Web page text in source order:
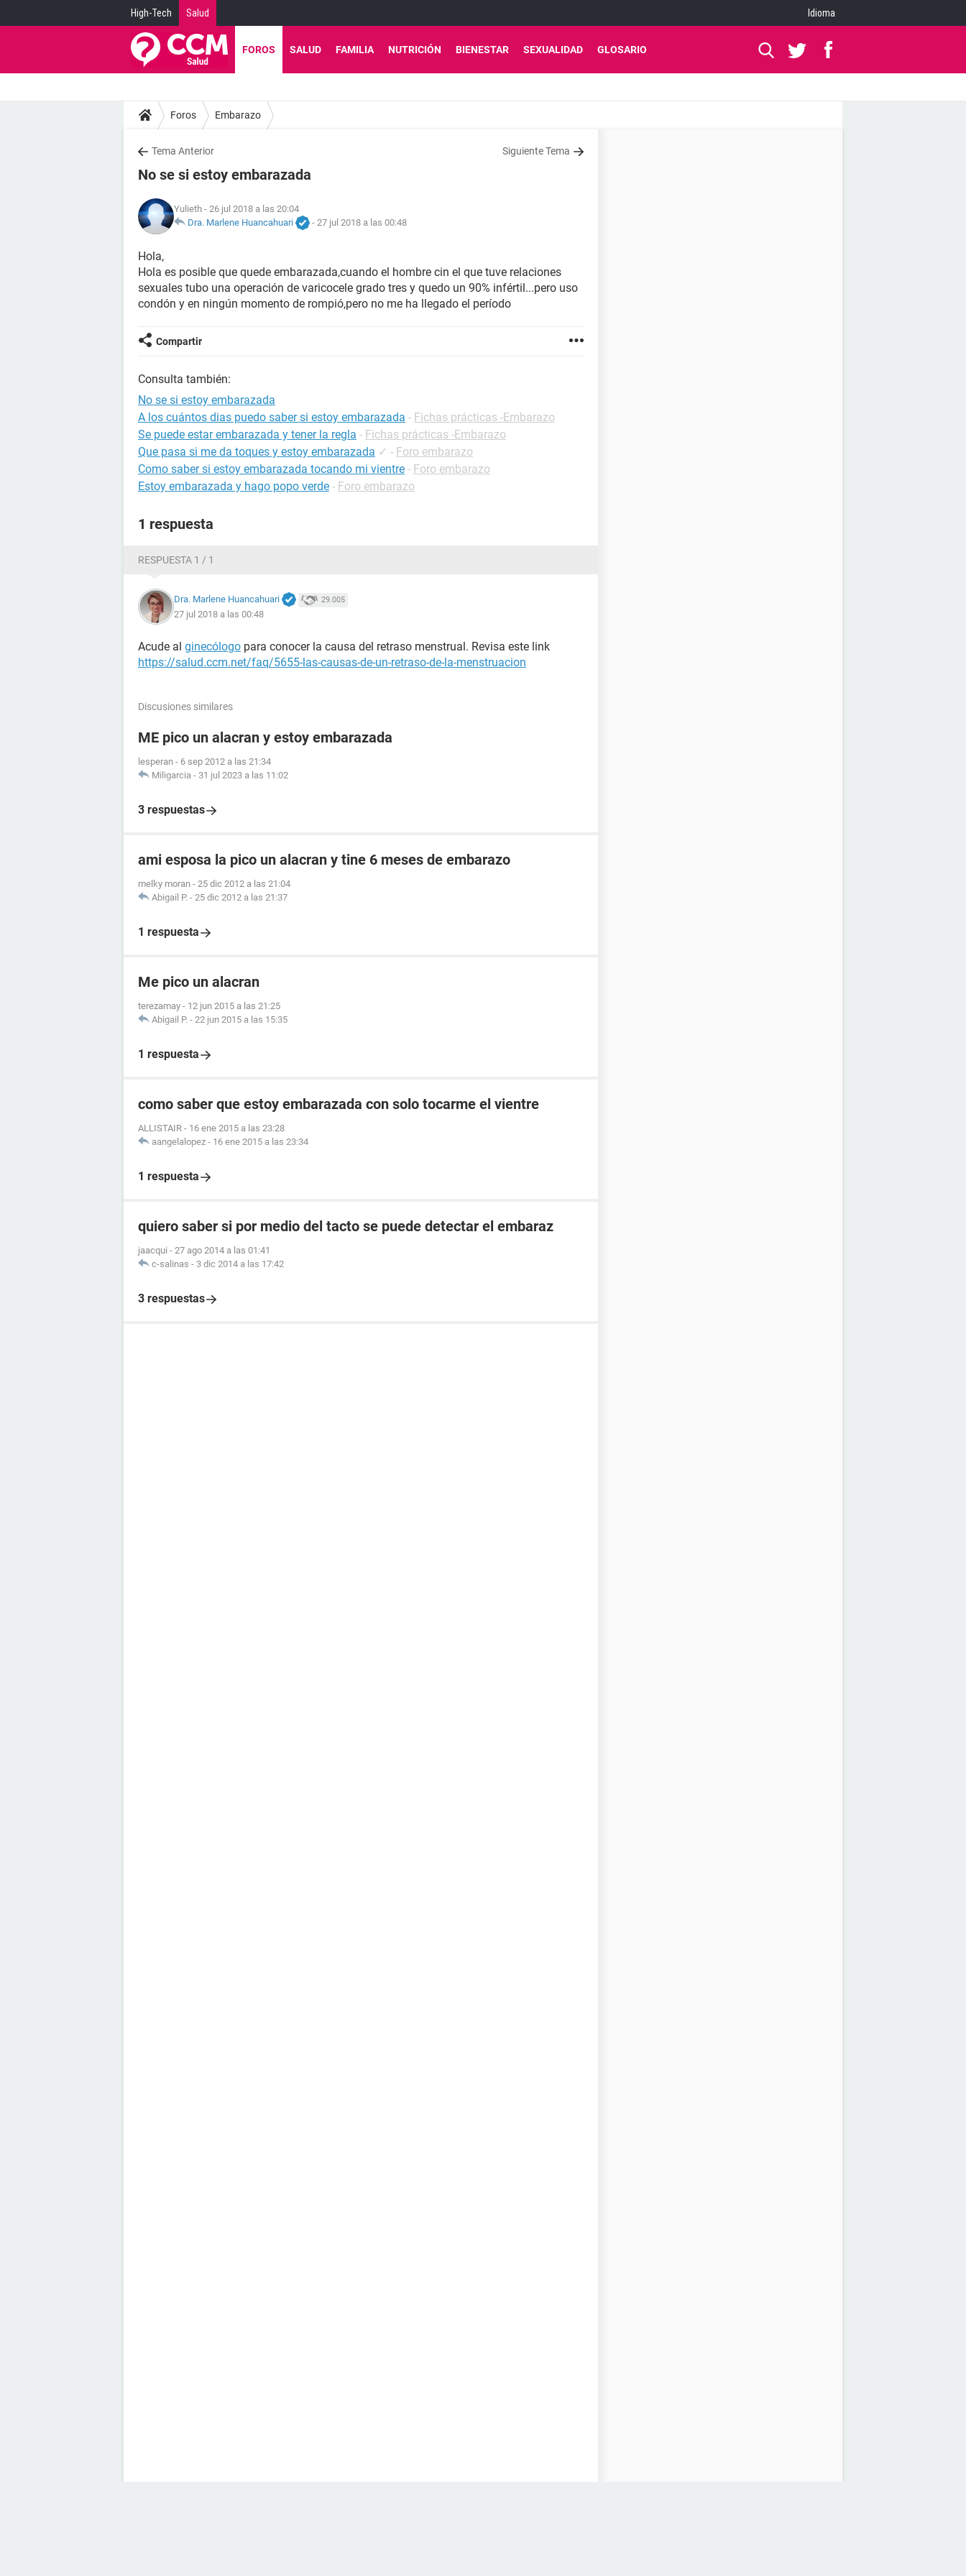
High-Tech Salud Idioma
FOROS SALUD FAMILIA NUTRICIÓN BIENESTAR SEXUALIDAD GLOSARIO
Foros Embarazo
Tema Anterior Siguiente Tema
No se si estoy embarazada
Yulieth - 26 jul 2018 a las 20:04
Dra. Marlene Huancahuari
- 27 jul 2018 a las 00:48
Hola,
Hola es posible que quede embarazada,cuando el hombre cin el que tuve relaciones
sexuales tubo una operación de varicocele grado tres y quedo un 90% infértil...pero uso
condón y en ningún momento de rompió,pero no me ha llegado el período
Compartir
Consulta también:
No se si estoy embarazada
A los cuántos dias puedo saber si estoy embarazada - Fichas prácticas -Embarazo
Se puede estar embarazada y tener la regla - Fichas prácticas -Embarazo
Que pasa si me da toques y estoy embarazada ✓ - Foro embarazo
Como saber si estoy embarazada tocando mi vientre - Foro embarazo
Estoy embarazada y hago popo verde - Foro embarazo
1 respuesta
RESPUESTA 1 / 1
Dra. Marlene Huancahuari 29.005
27 jul 2018 a las 00:48
Acude al ginecólogo para conocer la causa del retraso menstrual. Revisa este link
https://salud.ccm.net/faq/5655-las-causas-de-un-retraso-de-la-menstruacion
Discusiones similares
ME pico un alacran y estoy embarazada
lesperan - 6 sep 2012 a las 21:34
Miligarcia - 31 jul 2023 a las 11:02
3 respuestas
ami esposa la pico un alacran y tine 6 meses de embarazo
melky moran - 25 dic 2012 a las 21:04
Abigail P. - 25 dic 2012 a las 21:37
1 respuesta
Me pico un alacran
terezamay - 12 jun 2015 a las 21:25
Abigail P. - 22 jun 2015 a las 15:35
1 respuesta
como saber que estoy embarazada con solo tocarme el vientre
ALLISTAIR - 16 ene 2015 a las 23:28
aangelalopez - 16 ene 2015 a las 23:34
1 respuesta
quiero saber si por medio del tacto se puede detectar el embaraz
jaacqui - 27 ago 2014 a las 01:41
c-salinas - 3 dic 2014 a las 17:42
3 respuestas